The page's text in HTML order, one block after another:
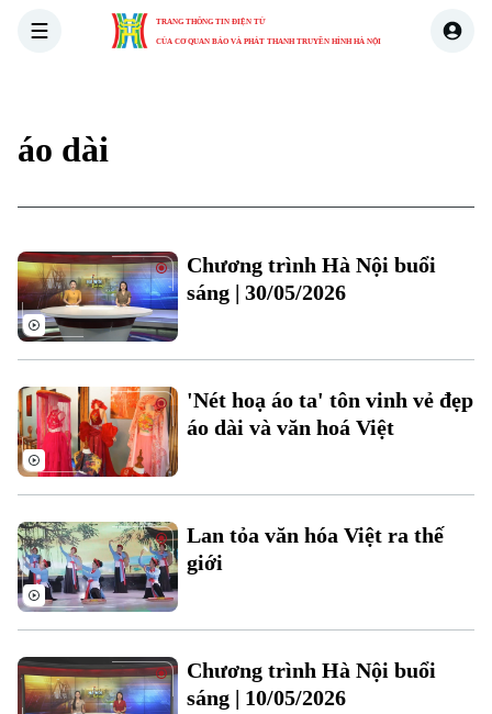
TRANG THÔNG TIN ĐIỆN TỬ
CỦA CƠ QUAN BÁO VÀ PHÁT THANH TRUYỀN HÌNH HÀ NỘI
Xu hướng
áo dài
Chương trình Hà Nội buổi
sáng | 30/05/2026
'Nét hoạ áo ta' tôn vinh vẻ đẹp
áo dài và văn hoá Việt
Lan tỏa văn hóa Việt ra thế
giới
Chương trình Hà Nội buổi
sáng | 10/05/2026